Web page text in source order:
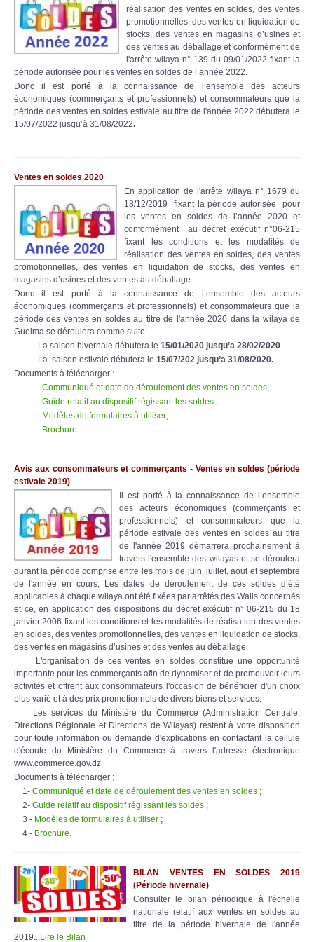
réalisation des ventes en soldes, des ventes
promotionnelles, des ventes en liquidation de
stocks, des ventes en magasins d’usines et
des ventes au déballage et conformément de
l'arrête wilaya n° 139 du 09/01/2022 fixant la
période autorisée pour les ventes en soldes de l’année 2022.
Donc il est porté à la connaissance de l’ensemble des acteurs
économiques (commerçants et professionnels) et consommateurs que la
période des ventes en soldes estivale au titre de l'année 2022 débutera le
15/07/2022 jusqu’à 31/08/2022.
Ventes en soldes 2020
En application de l'arrête wilaya n° 1679 du
18/12/2019 fixant la période autorisée pour
les ventes en soldes de l’année 2020 et
conformément au décret exécutif n°06-215
fixant les conditions et les modalités de
réalisation des ventes en soldes, des ventes
promotionnelles, des ventes en liquidation de stocks, des ventes en
magasins d’usines et des ventes au déballage.
Donc il est porté à la connaissance de l’ensemble des acteurs
économiques (commerçants et professionnels) et consommateurs que la
période des ventes en soldes au titre de l'année 2020 dans la wilaya de
Guelma se déroulera comme suite:
- La saison hivernale débutera le 15/01/2020 jusqu’a 28/02/2020.
- La saison estivale débutera le 15/07/202 jusqu’a 31/08/2020.
Documents à télécharger :
- Communiqué et date de déroulement des ventes en soldes;
- Guide relatif au dispositif régissant les soldes ;
- Modèles de formulaires à utiliser;
- Brochure.
Avis aux consommateurs et commerçants - Ventes en soldes (période
estivale 2019)
Il est porté à la connaissance de l’ensemble
des acteurs économiques (commerçants et
professionnels) et consommateurs que la
période estivale des ventes en soldes au titre
de l'année 2019 démarrera prochainement à
travers l'ensemble des wilayas et se déroulera
durant la période comprise entre les mois de juin, juillet, aout et septembre
de l'année en cours, Les dates de déroulement de ces soldes d’été
applicables à chaque wilaya ont été fixées par arrêtés des Walis concernés
et ce, en application des dispositions du décret exécutif n° 06-215 du 18
janvier 2006 fixant les conditions et les modalités de réalisation des ventes
en soldes, des ventes promotionnelles, des ventes en liquidation de stocks,
des ventes en magasins d’usines et des ventes au déballage.
L'organisation de ces ventes en soldes constitue une opportunité
importante pour les commerçants afin de dynamiser et de promouvoir leurs
activités et offrent aux consommateurs l'occasion de bénéficier d'un choix
plus varié et à des prix promotionnels de divers biens et services.
Les services du Ministère du Commerce (Administration Centrale,
Directions Régionale et Directions de Wilayas) restent à votre disposition
pour toute information ou demande d'explications en contactant la cellule
d'écoute du Ministère du Commerce à travers l'adresse électronique
www.commerce.gov.dz.
Documents à télécharger :
1- Communiqué et date de déroulement des ventes en soldes ;
2- Guide relatif au dispositif régissant les soldes ;
3 - Modèles de formulaires à utiliser ;
4 - Brochure.
BILAN VENTES EN SOLDES 2019
(Période hivernale)
Consulter le bilan périodique à l'échelle
nationale relatif aux ventes en soldes au
titre de la période hivernale de l'année
2019...Lire le Bilan